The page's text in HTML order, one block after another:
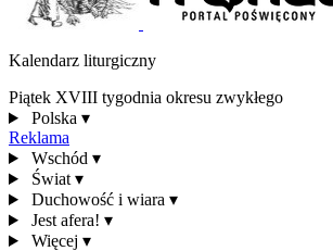
Kalendarz liturgiczny
Piątek XVIII tygodnia okresu zwykłego
Polska ▾
Reklama
Wschód ▾
Świat ▾
Duchowość i wiara ▾
Jest afera! ▾
Więcej ▾